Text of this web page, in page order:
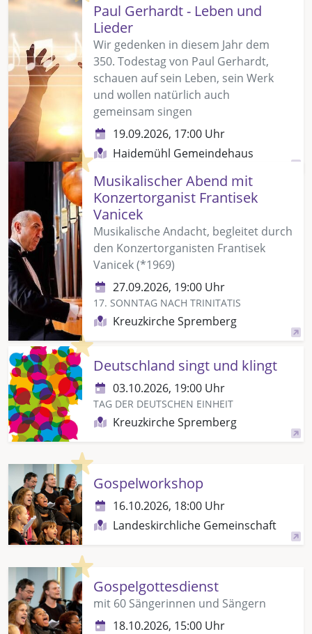
Paul Gerhardt - Leben und
Lieder
Wir gedenken in diesem Jahr dem
350. Todestag von Paul Gerhardt,
schauen auf sein Leben, sein Werk
und wollen natürlich auch
gemeinsam singen
19.09.2026, 17:00 Uhr
Haidemühl Gemeindehaus
Highlight
Musikalischer Abend mit
Konzertorganist Frantisek
Vanicek
Musikalische Andacht, begleitet durch
den Konzertorganisten Frantisek
Vanicek (*1969)
27.09.2026, 19:00 Uhr
17. SONNTAG NACH TRINITATIS
Kreuzkirche Spremberg
Highlight
Deutschland singt und klingt
03.10.2026, 19:00 Uhr
TAG DER DEUTSCHEN EINHEIT
Kreuzkirche Spremberg
Highlight
Gospelworkshop
16.10.2026, 18:00 Uhr
Landeskirchliche Gemeinschaft
Highlight
Gospelgottesdienst
mit 60 Sängerinnen und Sängern
18.10.2026, 15:00 Uhr